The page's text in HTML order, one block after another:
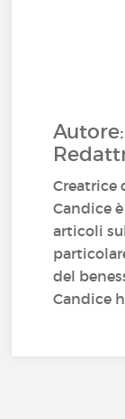
Creatrice
Candice
articoli
del
Candice